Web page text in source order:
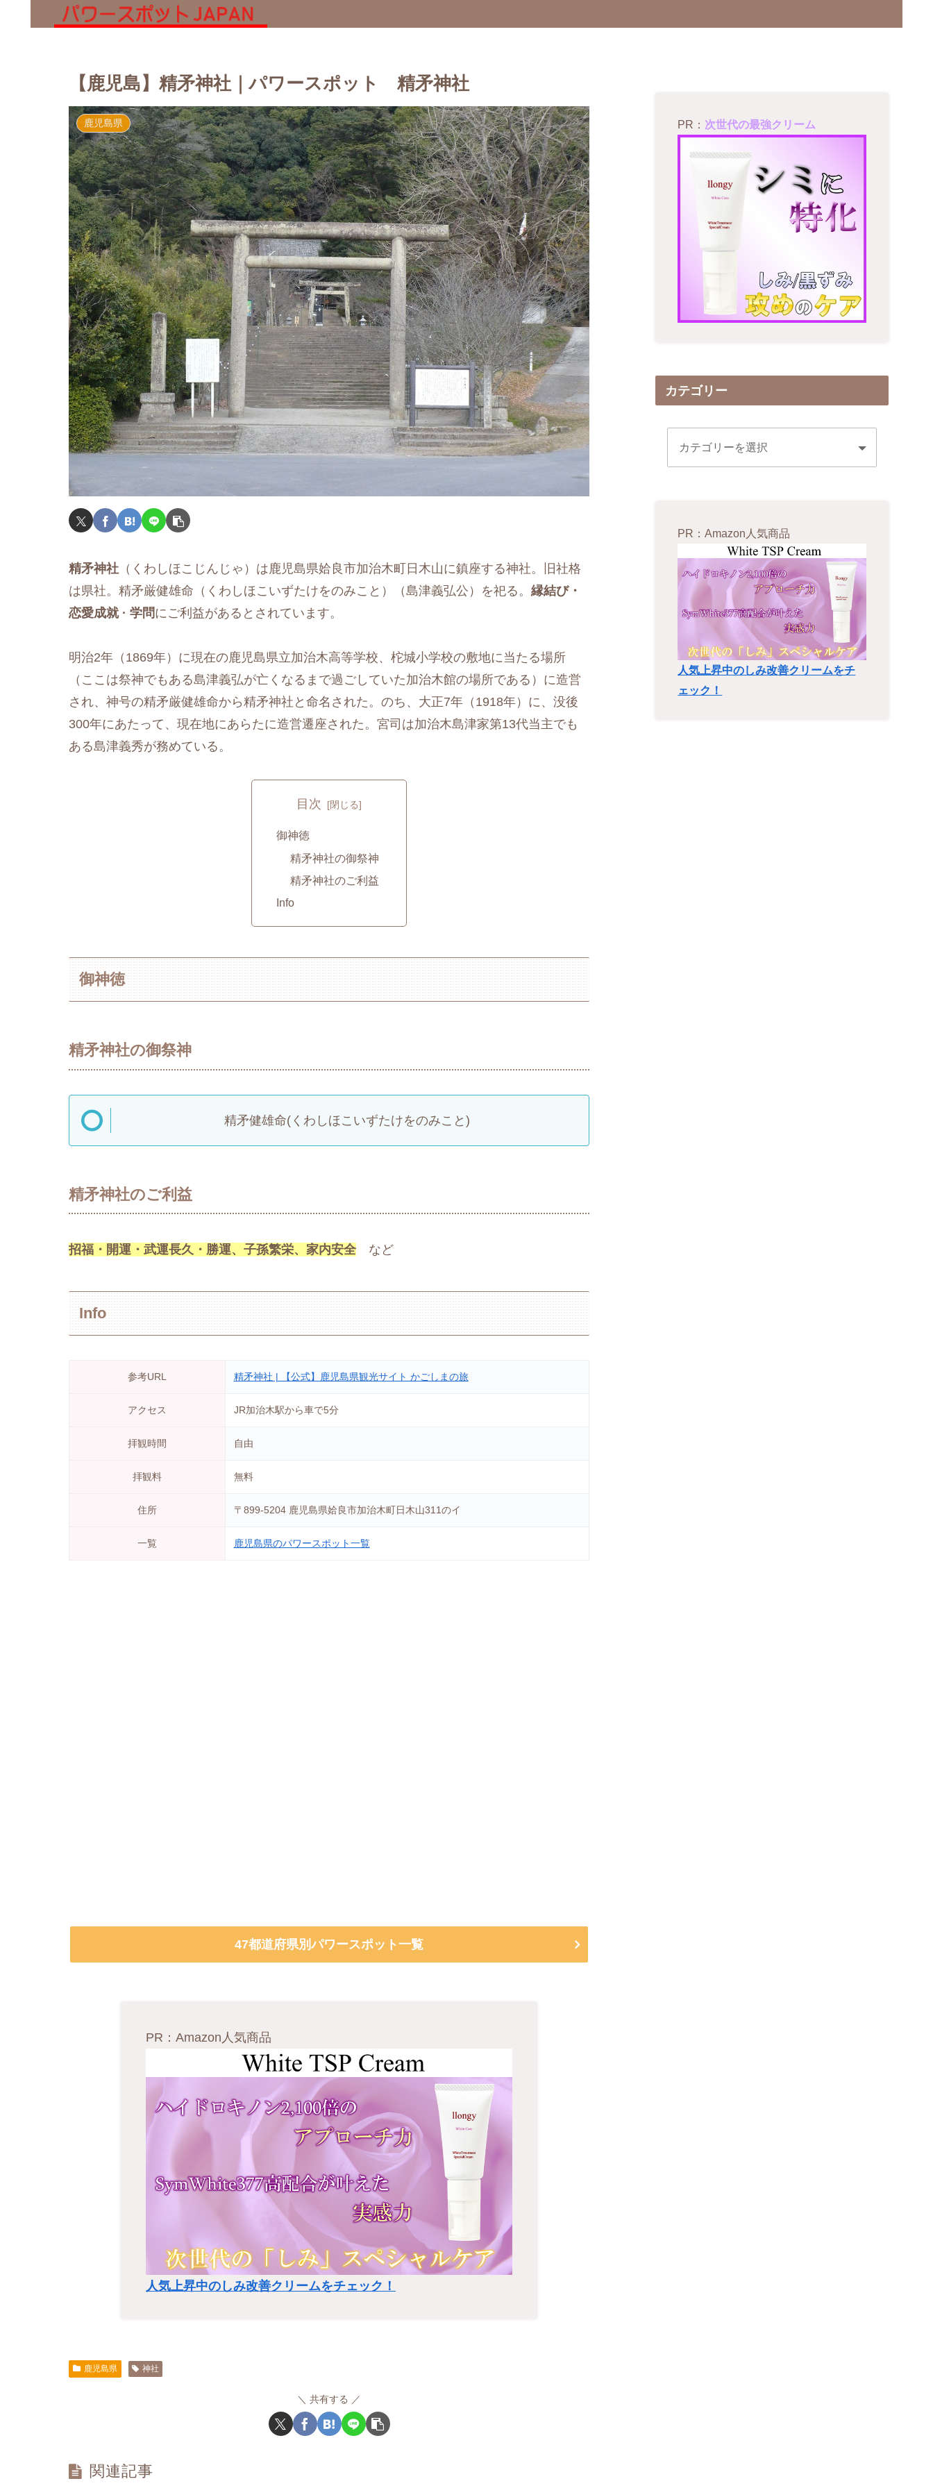
【鹿児島】精矛神社｜パワースポット 精矛神社
鹿児島県
精矛神社 （くわしほこじんじゃ）は鹿児島県姶良市加治木町日木山に鎮座する神社。旧社格
は県社。精矛厳健雄命（くわしほこいずたけをのみこと）（島津義弘公）を祀る。 縁結び・
恋愛成就 · 学問にご利益があるとされています。
明治2年（1869年）に現在の鹿児島県立加治木高等学校、柁城小学校の敷地に当たる場所
（ここは祭神でもある島津義弘が亡くなるまで過ごしていた加治木館の場所である）に造営
され、神号の精矛厳健雄命から精矛神社と命名された。のち、大正7年（1918年）に、没後
300年にあたって、現在地にあらたに造営遷座された。宮司は加治木島津家第13代当主でも
ある島津義秀が務めている。
目次
御神徳
精矛神社の御祭神
精矛神社のご利益
Info
御神徳
精矛神社の御祭神
精矛健雄命(くわしほこいずたけをのみこと)
精矛神社のご利益
招福・開運・武運長久・勝運、子孫繁栄、家内安全など
Info
参考URL 精矛神社 | 【公式】鹿児島県観光サイト かごしまの旅
アクセス JR加治木駅から車で5分
拝観時間 自由
拝観料 無料
住所 〒899-5204 鹿児島県姶良市加治木町日木山311のイ
一覧 鹿児島県のパワースポット一覧
47都道府県別パワースポット一覧
PR：Amazon人気商品
人気上昇中のしみ改善クリームをチェック！
鹿児島県 神社
共有する
関連記事
PR： 次世代の最強クリーム
カテゴリー
PR：Amazon人気商品
人気上昇中のしみ改善クリームをチ
ェック！